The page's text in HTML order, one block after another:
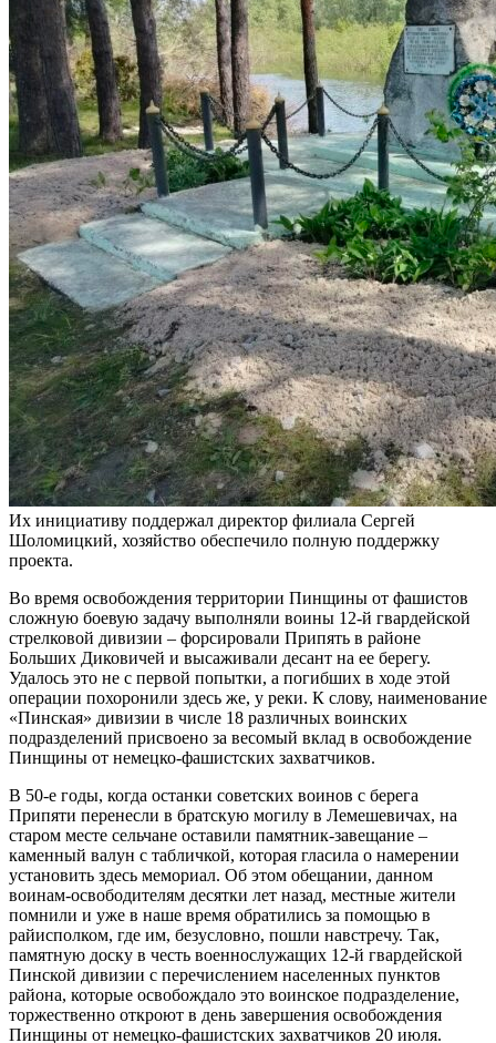
Их инициативу поддержал директор филиала Сергей
Шоломицкий, хозяйство обеспечило полную поддержку
проекта.
Во время освобождения территории Пинщины от фашистов
сложную боевую задачу выполняли воины 12-й гвардейской
стрелковой дивизии – форсировали Припять в районе
Больших Диковичей и высаживали десант на ее берегу.
Удалось это не с первой попытки, а погибших в ходе этой
операции похоронили здесь же, у реки. К слову, наименование
«Пинская» дивизии в числе 18 различных воинских
подразделений присвоено за весомый вклад в освобождение
Пинщины от немецко-фашистских захватчиков.
В 50-е годы, когда останки советских воинов с берега
Припяти перенесли в братскую могилу в Лемешевичах, на
старом месте сельчане оставили памятник-завещание –
каменный валун с табличкой, которая гласила о намерении
установить здесь мемориал. Об этом обещании, данном
воинам-освободителям десятки лет назад, местные жители
помнили и уже в наше время обратились за помощью в
райисполком, где им, безусловно, пошли навстречу. Так,
памятную доску в честь военнослужащих 12-й гвардейской
Пинской дивизии с перечислением населенных пунктов
района, которые освобождало это воинское подразделение,
торжественно откроют в день завершения освобождения
Пинщины от немецко-фашистских захватчиков 20 июля.